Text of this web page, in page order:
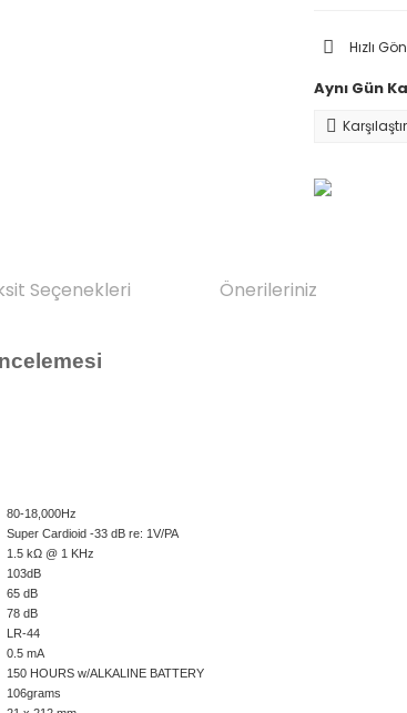
Hızlı
Aynı Gün
Karşılaştır
Seçenekleri Önerileriniz
80-18,000Hz
Super Cardioid -33 dB re: 1V/PA
1.5 kΩ @ 1 KHz
103dB
65 dB
78 dB
LR-44
0.5 mA
150 HOURS w/ALKALINE BATTERY
106grams